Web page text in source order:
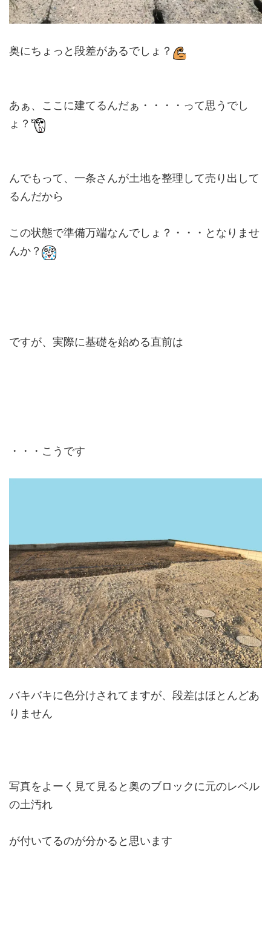
奥にちょっと段差があるでしょ？
あぁ、ここに建てるんだぁ・・・・って思うでし
ょ？
んでもって、一条さんが土地を整理して売り出して
るんだから
この状態で準備万端なんでしょ？・・・となりませ
んか？
ですが、実際に基礎を始める直前は
・・・こうです
バキバキに色分けされてますが、段差はほとんどあ
りません
写真をよーく見て見ると奥のブロックに元のレベル
の土汚れ
が付いてるのが分かると思います